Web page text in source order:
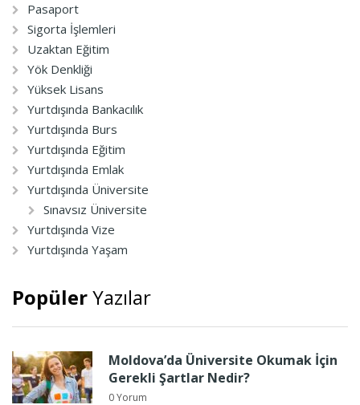
Pasaport
Sigorta İşlemleri
Uzaktan Eğitim
Yök Denkliği
Yüksek Lisans
Yurtdışında Bankacılık
Yurtdışında Burs
Yurtdışında Eğitim
Yurtdışında Emlak
Yurtdışında Üniversite
Sınavsız Üniversite
Yurtdışında Vize
Yurtdışında Yaşam
PopülerYazılar
Moldova’da Üniversite Okumak İçin
Gerekli Şartlar Nedir?
0 Yorum